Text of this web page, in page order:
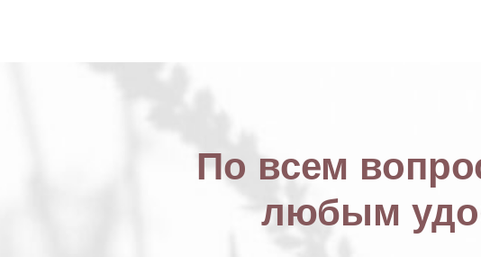
По всем
любым